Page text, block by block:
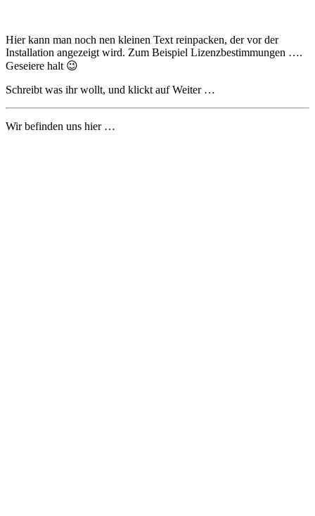
Hier kann man noch nen kleinen Text reinpacken, der vor der
Installation angezeigt wird. Zum Beispiel Lizenzbestimmungen ….
Geseiere halt 😉
Schreibt was ihr wollt, und klickt auf Weiter …
Wir befinden uns hier …